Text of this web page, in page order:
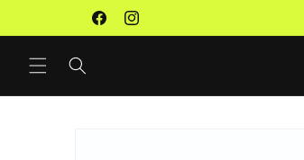
Inhalt
FacebookInstagram